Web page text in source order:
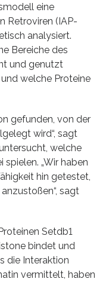
eine
Retroviren (IAP-
analysiert.
Bereiche des
und genutzt
welche Proteine
gefunden, von der
wird“, sagt
welche
„Wir haben
hin getestet,
sagt
Setdb1
bindet und
die Interaktion
vermittelt, haben